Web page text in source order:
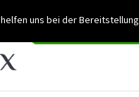
uns bei der